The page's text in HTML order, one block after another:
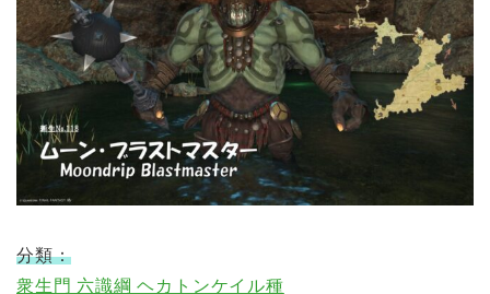
分類：
衆生門 六識綱 ヘカトンケイル種